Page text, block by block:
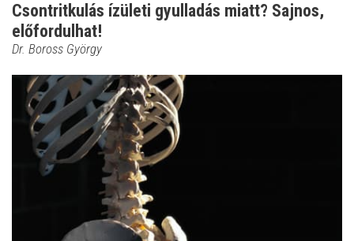
Csontritkulás ízületi gyulladás miatt? Sajnos,
előfordulhat!
Dr. Boross György